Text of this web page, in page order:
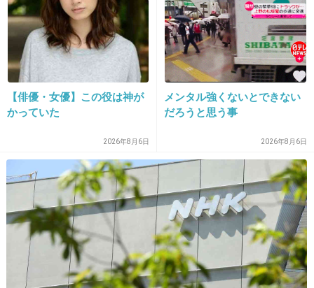
22. 匿名2013/02/19(火) 16:34:51
そもそも区長として活動してたの？
+43 -0
2013/02/19(火) 16:34:58
カワイイ区ってなんだよ
ふざけてるの？
+91 -0
【俳優・女優】この役は神が
かっていた
2026年8月6日
メンタル強くないとできない
だろうと思う事
2026年8月6日